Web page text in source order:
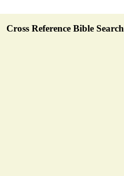
Cross Reference Bible Search